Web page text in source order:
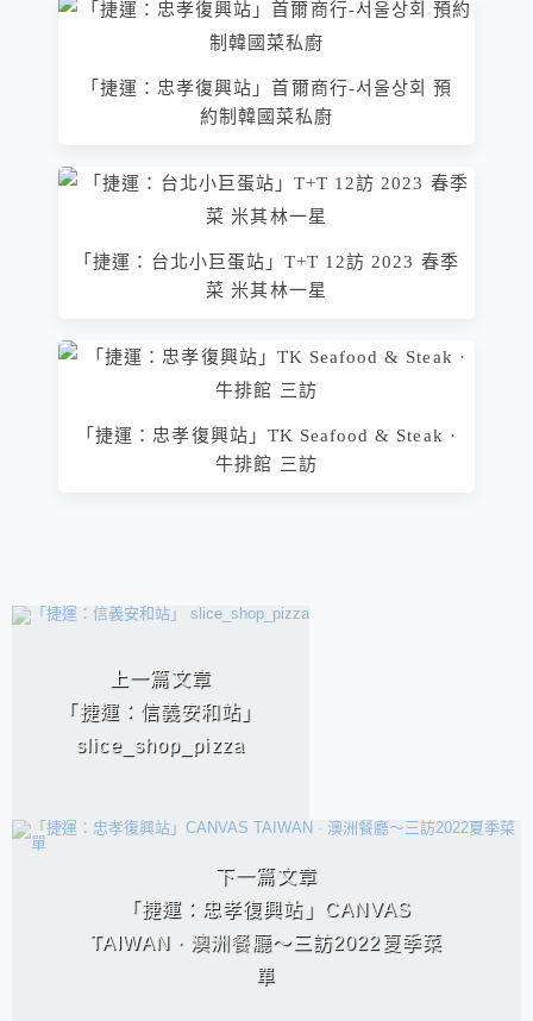
「捷運：忠孝復興站」首爾商行-서울상회 預
約制韓國菜私廚
「捷運：台北小巨蛋站」T+T 12訪 2023 春季
菜 米其林一星
「捷運：忠孝復興站」TK Seafood & Steak ·
牛排館 三訪
相連文章
上一篇文章
「捷運：信義安和站」
slice_shop_pizza
下一篇文章
「捷運：忠孝復興站」CANVAS
TAIWAN · 澳洲餐廳～三訪2022夏季菜
單